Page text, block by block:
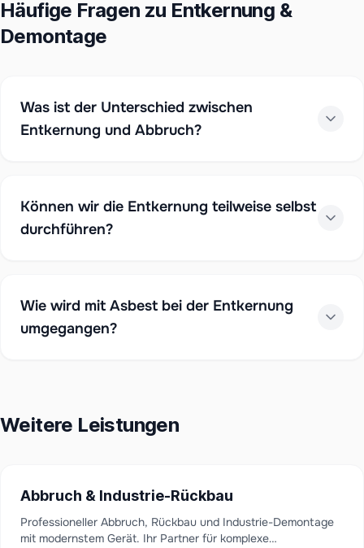
Häufige Fragen zu Entkernung &
Demontage
Was ist der Unterschied zwischen
Entkernung und Abbruch?
Können wir die Entkernung teilweise selbst
durchführen?
Wie wird mit Asbest bei der Entkernung
umgegangen?
Weitere Leistungen
Abbruch & Industrie-Rückbau
Professioneller Abbruch, Rückbau und Industrie-Demontage
mit modernstem Gerät. Ihr Partner für komplexe